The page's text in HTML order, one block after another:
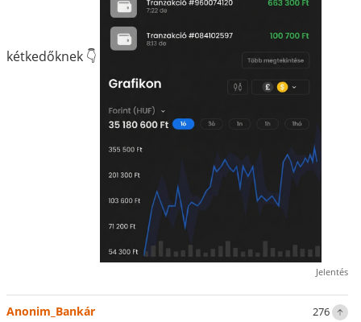
kétkedőknek 👇
Jelentés
276
Anonim_Bankár